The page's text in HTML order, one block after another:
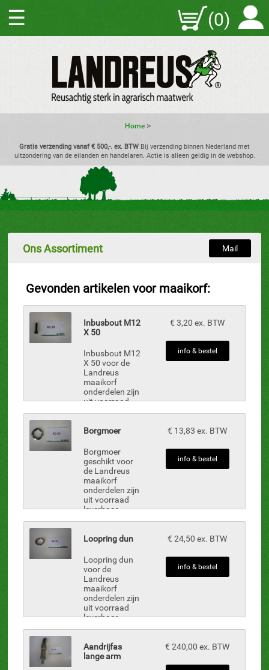
☰ (0)
Home>
Gratis verzending vanaf € 500,-. ex. BTW Bij verzending binnen Nederland met
uitzondering van de eilanden en handelaren. Actie is alleen geldig in de webshop.
Ons Assortiment Mail
Gevonden artikelen voor maaikorf:
Inbusbout M12
X 50
Inbusbout M12
X 50 voor de
Landreus
maaikorf
onderdelen zijn
uit voorraad
€ 3,20 ex. BTW
info & bestel
Borgmoer
Borgmoer
geschikt voor
de Landreus
maaikorf
onderdelen zijn
uit voorraad
leverbaar.
€ 13,83 ex. BTW
info & bestel
Loopring dun
Loopring dun
voor de
Landreus
maaikorf
onderdelen zijn
uit voorraad
leverbaar.
€ 24,50 ex. BTW
info & bestel
Aandrijfas
lange arm
€ 240,00 ex. BTW